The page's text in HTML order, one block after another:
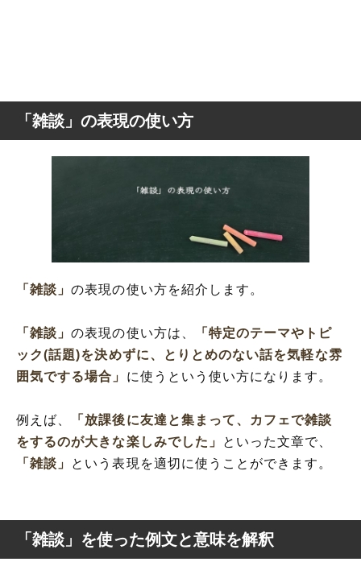
「雑談」の表現の使い方
「雑談」の表現の使い方を紹介します。
「雑談」の表現の使い方は、
「特定のテーマやトピ
ック(話題)を決めずに、とりとめのない話を気軽な雰
囲気でする場合」 に使うという使い方になります。
例えば、
「放課後に友達と集まって、カフェで雑談
をするのが大きな楽しみでした」
といった文章で、
「雑談」
という表現を適切に使うことができます。
「雑談」を使った例文と意味を解釈